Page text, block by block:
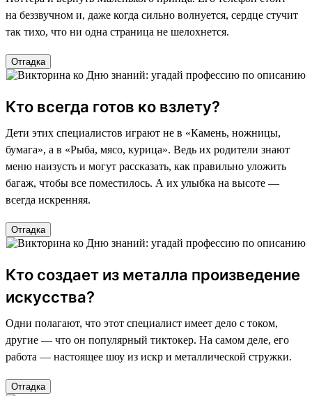
на беззвучном и, даже когда сильно волнуется, сердце стучит
так тихо, что ни одна страница не шелохнется.
Отгадка
Кто всегда готов ко взлету?
Дети этих специалистов играют не в «Камень, ножницы,
бумага», а в «Рыба, мясо, курица». Ведь их родители знают
меню наизусть и могут рассказать, как правильно уложить
багаж, чтобы все поместилось. А их улыбка на высоте —
всегда искренняя.
Отгадка
Кто создает из металла произведение
искусства?
Одни полагают, что этот специалист имеет дело с током,
другие — что он популярный тиктокер. На самом деле, его
работа — настоящее шоу из искр и металлической стружки.
Отгадка